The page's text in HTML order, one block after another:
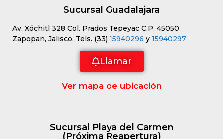
Sucursal Guadalajara
Av. Xóchitl 328 Col. Prados Tepeyac C.P. 45050
Zapopan, Jalisco. Tels. (33) 15940296 y 15940297
Llamar
Ver mapa de ubicación
Sucursal Playa del Carmen
(Próxima Reapertura)